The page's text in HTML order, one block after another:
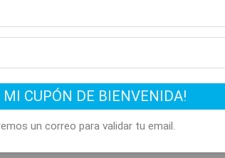
MI CUPÓN DE BIENVENIDA!
un correo para validar tu email.